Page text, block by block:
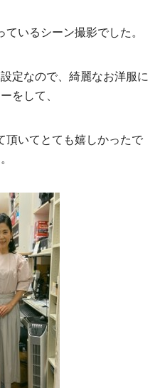
いるシーン撮影でした。
定なので、綺麗なお洋服に
をして、
いてとても嬉しかったで